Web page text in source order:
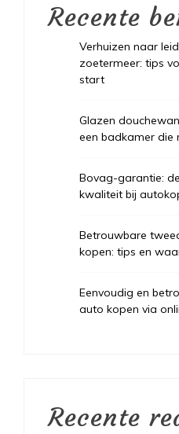
Recente
Verhuizen naar
zoetermeer: tips
start
Glazen
een badkamer die
Bovag-garantie:
kwaliteit bij
Betrouwbare
kopen: tips en
Eenvoudig en
auto kopen via
Recente